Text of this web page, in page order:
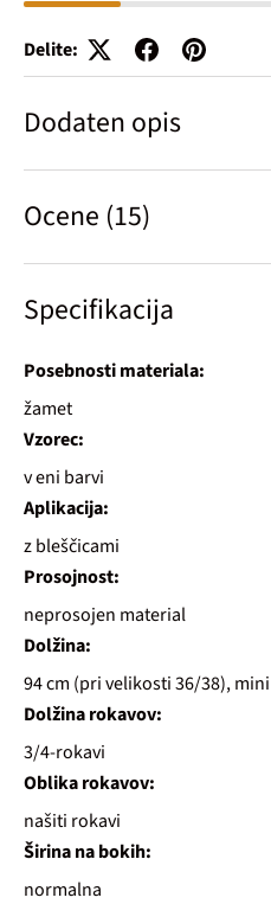
Delite:
Dodaten opis
Ocene (15)
Specifikacija
Posebnosti materiala:
žamet
Vzorec:
v eni barvi
Aplikacija:
z bleščicami
Prosojnost:
neprosojen material
Dolžina:
94 cm (pri velikosti 36/38), mini
Dolžina rokavov:
3/4-rokavi
Oblika rokavov:
našiti rokavi
Širina na bokih:
normalna